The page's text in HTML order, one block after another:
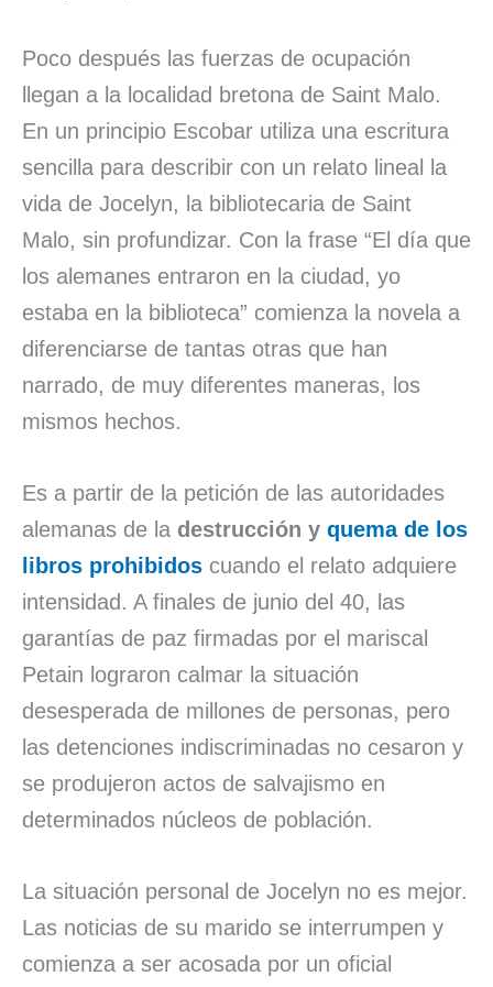
Poco después las fuerzas de ocupación
llegan a la localidad bretona de Saint Malo.
En un principio Escobar utiliza una escritura
sencilla para describir con un relato lineal la
vida de Jocelyn, la bibliotecaria de Saint
Malo, sin profundizar. Con la frase “El día que
los alemanes entraron en la ciudad, yo
estaba en la biblioteca” comienza la novela a
diferenciarse de tantas otras que han
narrado, de muy diferentes maneras, los
mismos hechos.
Es a partir de la petición de las autoridades
alemanas de la destrucción y quema de los
libros prohibidos cuando el relato adquiere
intensidad. A finales de junio del 40, las
garantías de paz firmadas por el mariscal
Petain lograron calmar la situación
desesperada de millones de personas, pero
las detenciones indiscriminadas no cesaron y
se produjeron actos de salvajismo en
determinados núcleos de población.
La situación personal de Jocelyn no es mejor.
Las noticias de su marido se interrumpen y
comienza a ser acosada por un oficial